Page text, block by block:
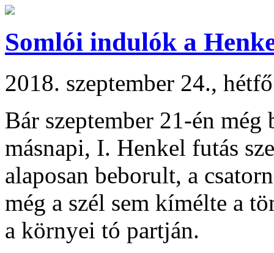
Somlói indulók a
2018. szeptember 24.,
Bár szeptember 21-én
másnapi, I. Henkel futás
alaposan beborult, a
még a szél sem kímélte a
a környei tó partján.